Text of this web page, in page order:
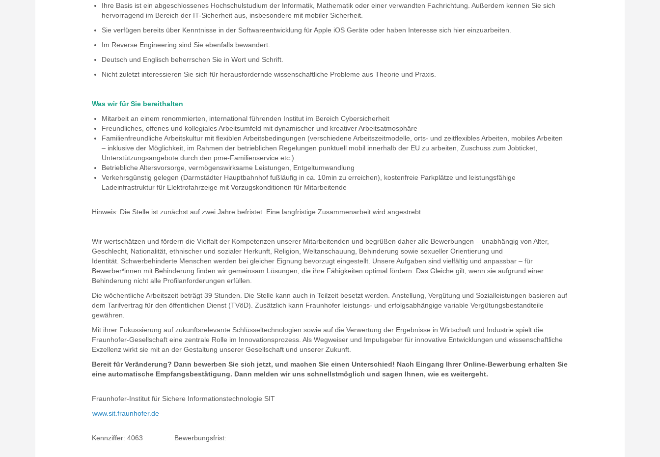
Ihre Basis ist ein abgeschlossenes Hochschulstudium der Informatik, Mathematik oder einer verwandten Fachrichtung. Außerdem kennen Sie sich
hervorragend im Bereich der IT-Sicherheit aus, insbesondere mit mobiler Sicherheit.
Sie verfügen bereits über Kenntnisse in der Softwareentwicklung für Apple iOS Geräte oder haben Interesse sich hier einzuarbeiten.
Im Reverse Engineering sind Sie ebenfalls bewandert.
Deutsch und Englisch beherrschen Sie in Wort und Schrift.
Nicht zuletzt interessieren Sie sich für herausfordernde wissenschaftliche Probleme aus Theorie und Praxis.
Was wir für Sie bereithalten
Mitarbeit an einem renommierten, international führenden Institut im Bereich Cybersicherheit
Freundliches, offenes und kollegiales Arbeitsumfeld mit dynamischer und kreativer Arbeitsatmosphäre
Familienfreundliche Arbeitskultur mit flexiblen Arbeitsbedingungen (verschiedene Arbeitszeitmodelle, orts- und zeitflexibles Arbeiten, mobiles Arbeiten
– inklusive der Möglichkeit, im Rahmen der betrieblichen Regelungen punktuell mobil innerhalb der EU zu arbeiten, Zuschuss zum Jobticket,
Unterstützungsangebote durch den pme-Familienservice etc.)
Betriebliche Altersvorsorge, vermögenswirksame Leistungen, Entgeltumwandlung
Verkehrsgünstig gelegen (Darmstädter Hauptbahnhof fußläufig in ca. 10min zu erreichen), kostenfreie Parkplätze und leistungsfähige
Ladeinfrastruktur für Elektrofahrzeige mit Vorzugskonditionen für Mitarbeitende
Hinweis: Die Stelle ist zunächst auf zwei Jahre befristet. Eine langfristige Zusammenarbeit wird angestrebt.
Wir wertschätzen und fördern die Vielfalt der Kompetenzen unserer Mitarbeitenden und begrüßen daher alle Bewerbungen – unabhängig von Alter,
Geschlecht, Nationalität, ethnischer und sozialer Herkunft, Religion, Weltanschauung, Behinderung sowie sexueller Orientierung und
Identität. Schwerbehinderte Menschen werden bei gleicher Eignung bevorzugt eingestellt. Unsere Aufgaben sind vielfältig und anpassbar – für
Bewerber*innen mit Behinderung finden wir gemeinsam Lösungen, die ihre Fähigkeiten optimal fördern. Das Gleiche gilt, wenn sie aufgrund einer
Behinderung nicht alle Profilanforderungen erfüllen.
Die wöchentliche Arbeitszeit beträgt 39 Stunden. Die Stelle kann auch in Teilzeit besetzt werden. Anstellung, Vergütung und Sozialleistungen basieren auf
dem Tarifvertrag für den öffentlichen Dienst (TVöD). Zusätzlich kann Fraunhofer leistungs- und erfolgsabhängige variable Vergütungsbestandteile
gewähren.
Mit ihrer Fokussierung auf zukunftsrelevante Schlüsseltechnologien sowie auf die Verwertung der Ergebnisse in Wirtschaft und Industrie spielt die
Fraunhofer-Gesellschaft eine zentrale Rolle im Innovationsprozess. Als Wegweiser und Impulsgeber für innovative Entwicklungen und wissenschaftliche
Exzellenz wirkt sie mit an der Gestaltung unserer Gesellschaft und unserer Zukunft.
Bereit für Veränderung? Dann bewerben Sie sich jetzt, und machen Sie einen Unterschied! Nach Eingang Ihrer Online-Bewerbung erhalten Sie
eine automatische Empfangsbestätigung. Dann melden wir uns schnellstmöglich und sagen Ihnen, wie es weitergeht.
Fraunhofer-Institut für Sichere Informationstechnologie SIT
www.sit.fraunhofer.de
Kennziffer: 4063 Bewerbungsfrist: